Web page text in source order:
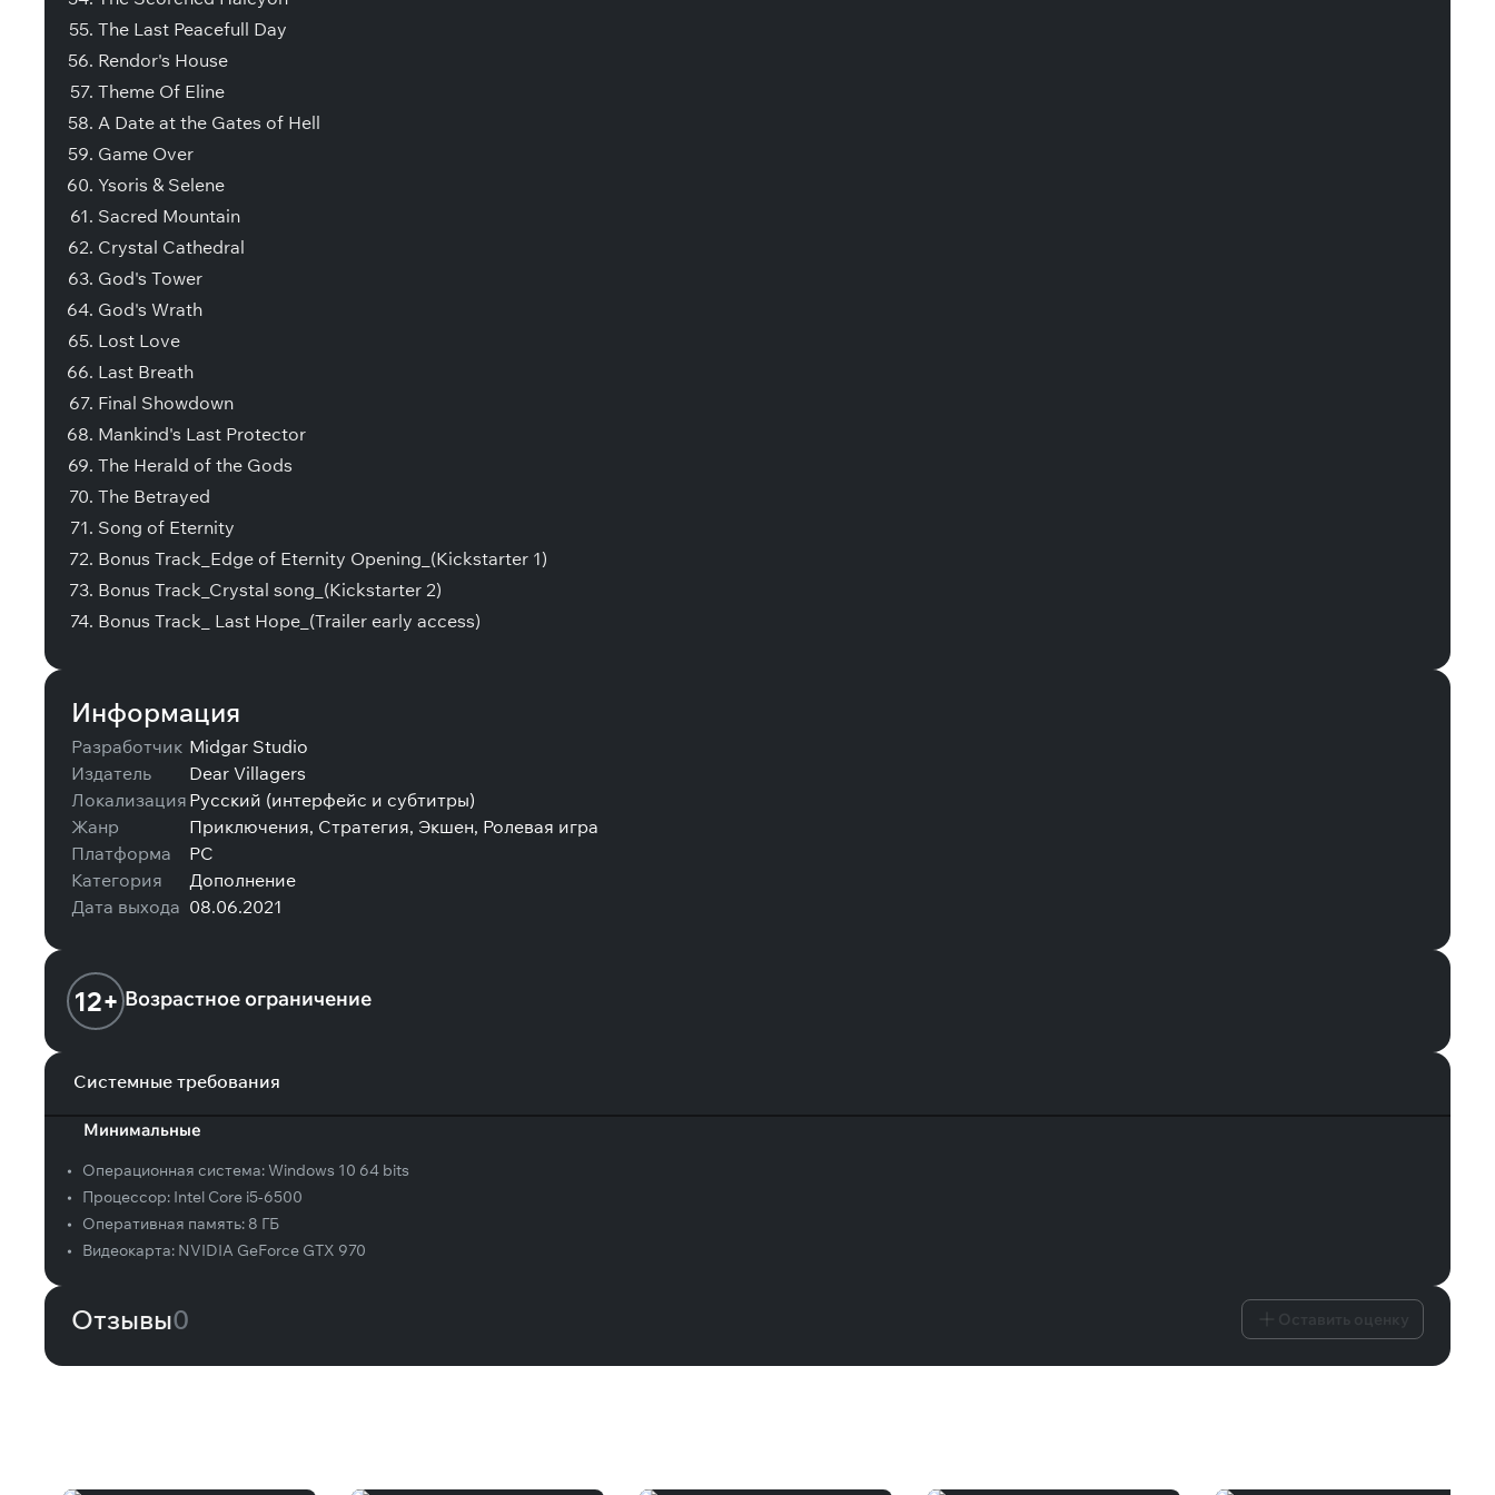
The Last Peacefull Day
Rendor's House
Theme Of Eline
A Date at the Gates of Hell
Game Over
Ysoris & Selene
Sacred Mountain
Crystal Cathedral
God's Tower
God's Wrath
Lost Love
Last Breath
Final Showdown
Mankind's Last Protector
The Herald of the Gods
The Betrayed
Song of Eternity
Bonus Track_Edge of Eternity Opening_(Kickstarter 1)
Bonus Track_Crystal song_(Kickstarter 2)
Bonus Track_ Last Hope_(Trailer early access)
Информация
Разработчик Midgar Studio
Издатель
Dear Villagers
Локализация Русский (интерфейс и субтитры)
Жанр
Приключения, Стратегия, Экшен, Ролевая игра
Платформа
PC
Категория
Дополнение
Дата выхода 08.06.2021
12+ Возрастное ограничение
Системные требования
Минимальные
• Операционная система:Windows 10 64 bits
•
Процессор: Intel Core i5-6500
•
Оперативная память: 8 ГБ
•
Видеокарта: NVIDIA GeForce GTX 970
Отзывы0